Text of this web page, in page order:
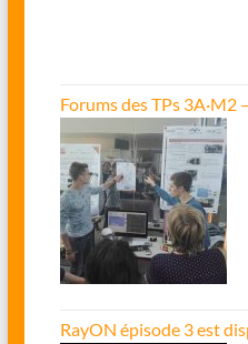
Forums des TPs
RayON épisode 3 est